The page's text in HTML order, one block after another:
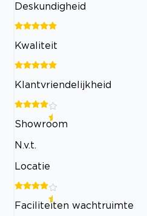
Deskundigheid
Kwaliteit
Klantvriendelijkheid
Showroom
N.v.t.
Locatie
Faciliteiten wachtruimte